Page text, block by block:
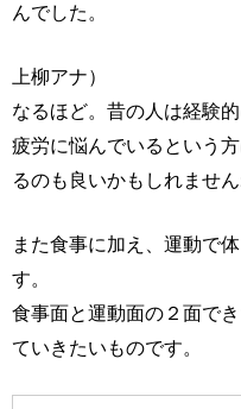
んでした。
上柳アナ）
なるほど。昔の人は経験
疲労に悩んでいるという
るのも良いかもしれません
また食事に加え、運動で
す。
食事面と運動面の２面で
ていきたいものです。